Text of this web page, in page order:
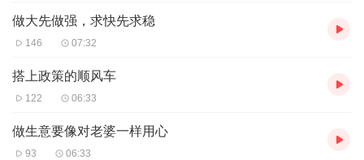
做大先做强，求快先求稳
146 07:32
搭上政策的顺风车
122 06:33
做生意要像对老婆一样用心
93 06:33